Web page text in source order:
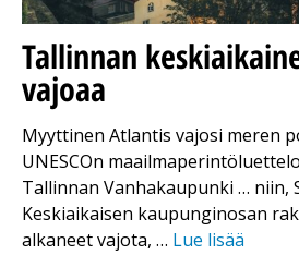
Tallinnan
vajoaa
Myyttinen Atlantis vajosi meren
UNESCOn
Tallinnan Vanhakaupunki … niin,
Keskiaikaisen kaupunginosan
alkaneet vajota, … Lue lisää